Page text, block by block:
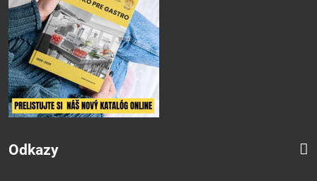
Odkazy